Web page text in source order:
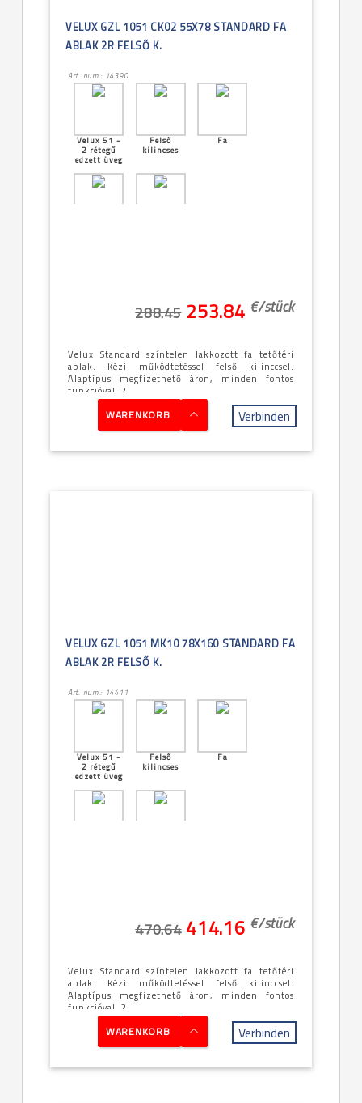
VELUX GZL 1051 CK02 55X78 STANDARD FA
ABLAK 2R FELSŐ K.
Art. num.: 14390
Velux 51 -
2 rétegű
edzett üveg
Felső
kilincses
Fa
288.45 253.84 €/stück
Velux Standard színtelen lakkozott fa tetőtéri
ablak. Kézi működtetéssel felső kilinccsel.
Alaptípus megfizethető áron, minden fontos
funkcióval, 2 ...
WARENKORB Verbinden
VELUX GZL 1051 MK10 78X160 STANDARD FA
ABLAK 2R FELSŐ K.
Art. num.: 14411
Velux 51 -
2 rétegű
edzett üveg
Felső
kilincses
Fa
470.64 414.16 €/stück
Velux Standard színtelen lakkozott fa tetőtéri
ablak. Kézi működtetéssel felső kilinccsel.
Alaptípus megfizethető áron, minden fontos
funkcióval, 2 ...
WARENKORB Verbinden